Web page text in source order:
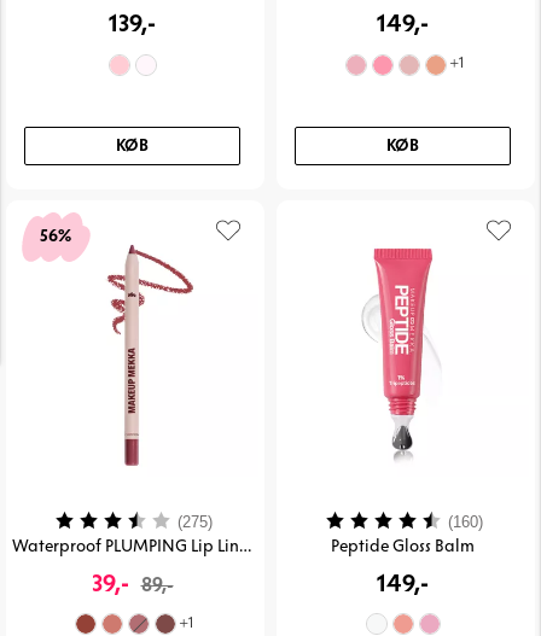
139,-
KØB
149,-
+1
KØB
56%
Waterproof PLUMPING Lip Liner
39,- 89,-
+1
Vurdering: (275) 3.7 ud af 5 stjerner
Peptide Gloss Balm
149,-
Vurdering: (160)